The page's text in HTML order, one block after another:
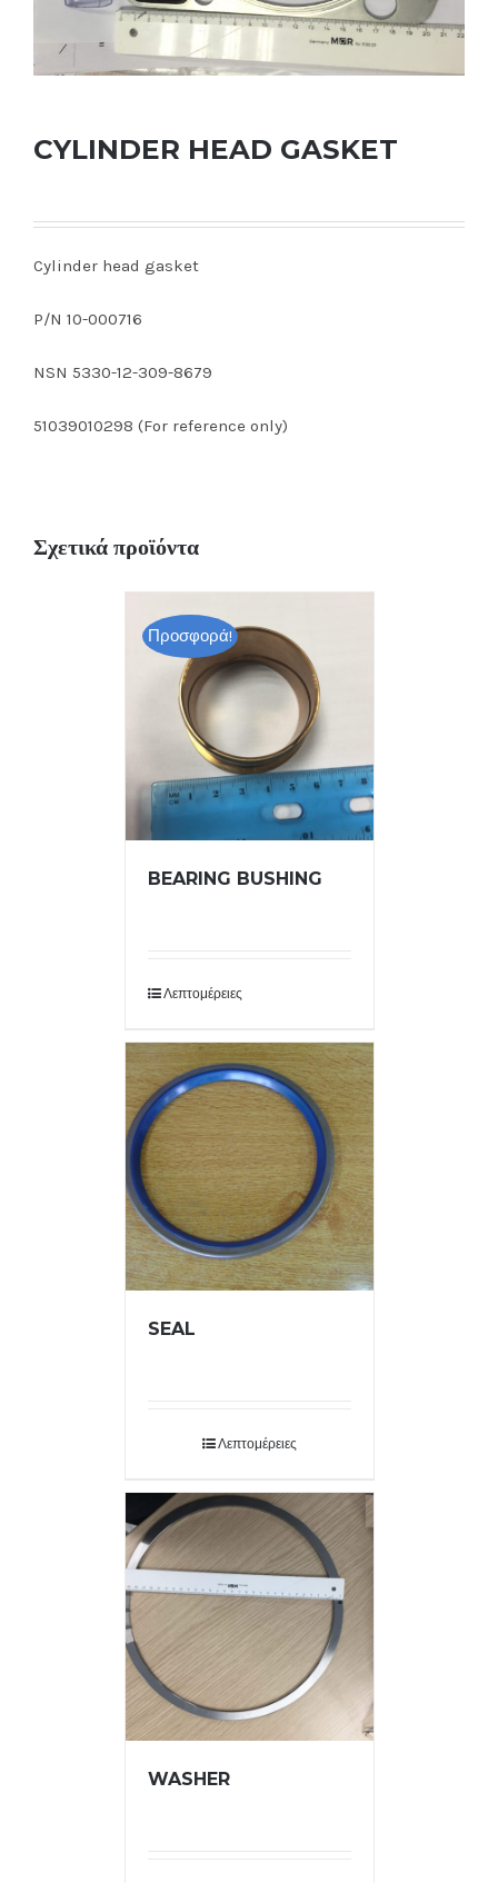
CYLINDER HEAD GASKET
Cylinder head gasket
P/N 10-000716
NSN 5330-12-309-8679
51039010298 (For reference only)
Σχετικά προϊόντα
Προσφορά!
BEARING BUSHING
Λεπτομέρειες
SEAL
Λεπτομέρειες
WASHER